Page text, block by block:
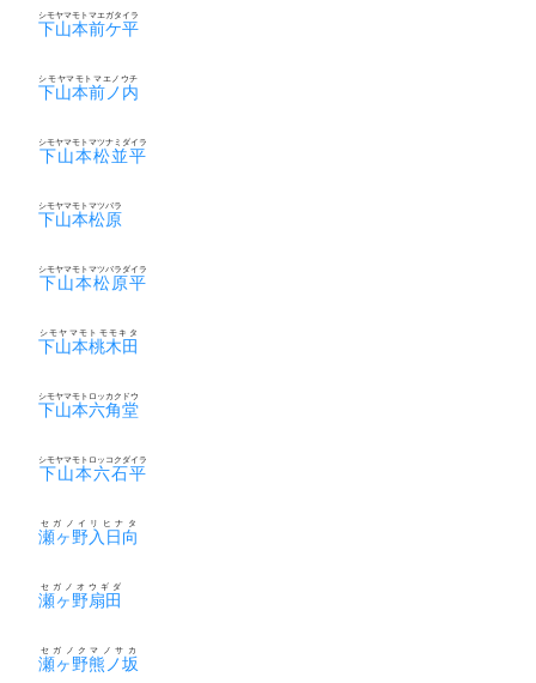
下山本前ケ平
シモヤマモトマエガタイラ
下山本前ノ内
シモヤマモトマエノウチ
下山本松並平
シモヤマモトマツナミダイラ
下山本松原
シモヤマモトマツバラ
下山本松原平
シモヤマモトマツバラダイラ
下山本桃木田
シモヤマモトモモキタ
下山本六角堂
シモヤマモトロッカクドウ
下山本六石平
シモヤマモトロッコクダイラ
瀬ヶ野入日向
セガノイリヒナタ
瀬ヶ野扇田
セガノオウギダ
瀬ヶ野熊ノ坂
セガノクマノサカ